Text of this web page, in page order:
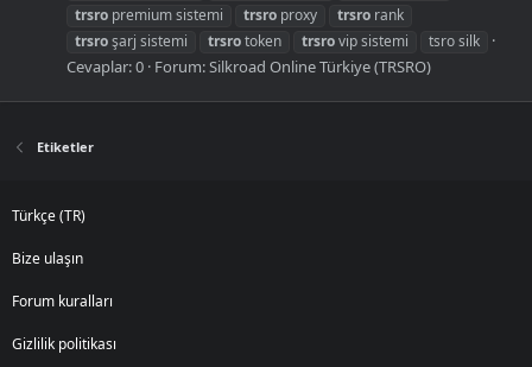
trsro premium sistemi trsro proxy trsro rank
trsroşarj sistemi trsrotoken trsrovip sistemi tsro silk
Cevaplar: 0 Forum:Silkroad Online Türkiye (TRSRO)
Etiketler
Türkçe (TR)
Bize ulaşın
Forum kuralları
Gizlilik politikası